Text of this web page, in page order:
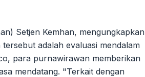
Setjen Kemhan, mengungkapkan
adalah evaluasi mendalam
para purnawirawan memberikan
mendatang. "Terkait dengan